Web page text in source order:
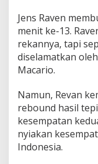
Jens Raven
menit ke-13.
rekannya, tapi
diselamatkan
Macario.
Namun, Revan
rebound hasil
kesempatan
nyiakan
Indonesia.